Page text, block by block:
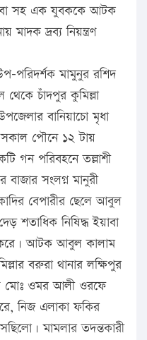
সহ এক যুবককে আটক
মাদক দ্রব্য নিয়ন্ত্রণ
পরিদর্শক মামুনুর রশিদ
চাঁদপুর কুমিল্লা
বানিয়াচো মৃধা
সকাল পৌনে ১২ টায়
গন পরিবহনে তল্লাশী
সংলগ্ন মানুরী
বেপারীর ছেলে আবুল
শতাধিক নিষিদ্ধ ইয়াবা
আটক আবুল কালাম
বরুরা থানার লক্ষিপুর
মোঃ ওমর আলী ওরফে
নিজ এলাকা ফকির
মামলার তদন্তকারী